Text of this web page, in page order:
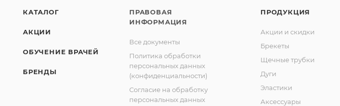
КАТАЛОГ
АКЦИИ
ОБУЧЕНИЕ ВРАЧЕЙ
БРЕНДЫ
ПРАВОВАЯ
ИНФОРМАЦИЯ
Все документы
Политика обработки
персональных данных
(конфиденциальности)
Согласие на обработку
персональных данных
ПРОДУКЦИЯ
Акции и скидки
Брекеты
Щечные трубки
Дуги
Эластики
Аксессуары